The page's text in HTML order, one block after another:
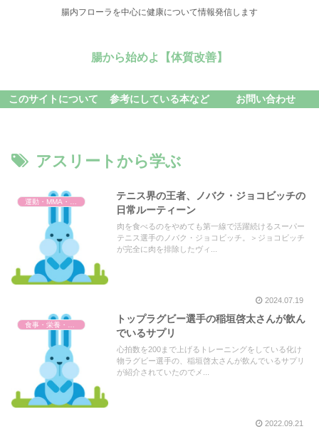
腸内フローラを中心に健康について情報発信します
腸から始めよ【体質改善】
このサイトについて 参考にしている本など お問い合わせ
アスリートから学ぶ
運動・MMA・身体づくり
テニス界の王者、ノバク・ジョコビッチの
日常ルーティーン
肉を食べるのをやめても第一線で活躍続けるスーパー
テニス選手のノバク・ジョコビッチ。＞ジョコビッチ
が完全に肉を排除したヴィ...
2024.07.19
食事・栄養・サプリ
トップラグビー選手の稲垣啓太さんが飲ん
でいるサプリ
心拍数を200まで上げるトレーニングをしている化け
物ラグビー選手の、稲垣啓太さんが飲んでいるサプリ
が紹介されていたのでメ...
2022.09.21